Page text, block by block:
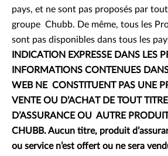
pays, et ne sont pas proposés par
groupe Chubb. De même, tous les
sont pas disponibles dans tous les
INDICATION EXPRESSE DANS LES
INFORMATIONS CONTENUES
WEB NE CONSTITUENT PAS UNE
VENTE OU D’ACHAT DE TOUT
D’ASSURANCE OU AUTRE
CHUBB. Aucun titre, produit
ou service n’est offert ou ne sera